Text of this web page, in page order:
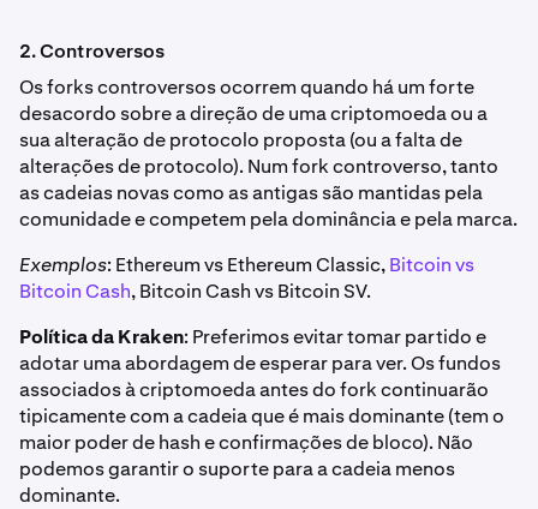
2. Controversos
Os forks controversos ocorrem quando há um forte
desacordo sobre a direção de uma criptomoeda ou a
sua alteração de protocolo proposta (ou a falta de
alterações de protocolo). Num fork controverso, tanto
as cadeias novas como as antigas são mantidas pela
comunidade e competem pela dominância e pela marca.
Exemplos: Ethereum vs Ethereum Classic,Bitcoin vs
Bitcoin Cash, Bitcoin Cash vs Bitcoin SV.
Política da Kraken: Preferimos evitar tomar partido e
adotar uma abordagem de esperar para ver. Os fundos
associados à criptomoeda antes do fork continuarão
tipicamente com a cadeia que é mais dominante (tem o
maior poder de hash e confirmações de bloco). Não
podemos garantir o suporte para a cadeia menos
dominante.